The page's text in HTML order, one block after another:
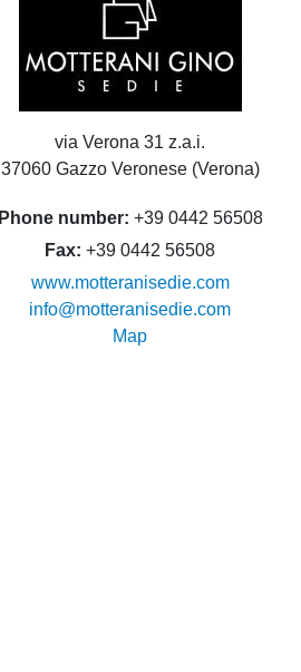
via Verona 31 z.a.i.
37060 Gazzo Veronese (Verona)
Phone number +39 0442 56508
Fax +39 0442 56508
www.motteranisedie.com
info@motteranisedie.com
Map